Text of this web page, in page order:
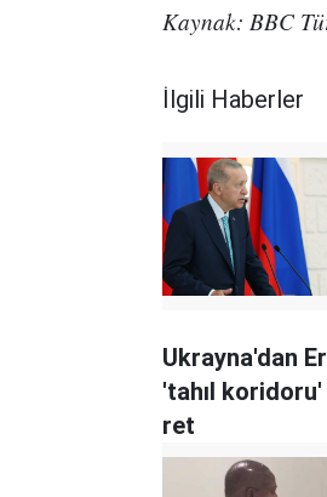
Kaynak: BBC
İlgili Haberler
Ukrayna'dan
'tahıl koridoru'
ret